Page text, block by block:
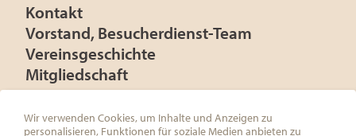
Kontakt
Vorstand, Besucherdienst-Team
Vereinsgeschichte
Mitgliedschaft
Presse
Förderer
Wir verwenden Cookies, um Inhalte und Anzeigen zu
personalisieren, Funktionen für soziale Medien anbieten zu